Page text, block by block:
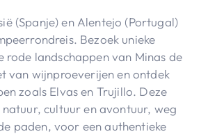
(Spanje) en Alentejo (Portugal)
Bezoek unieke
rode landschappen van Minas de
van wijnproeverijen en ontdek
zoals Elvas en Trujillo. Deze
cultuur en avontuur, weg
paden, voor een authentieke